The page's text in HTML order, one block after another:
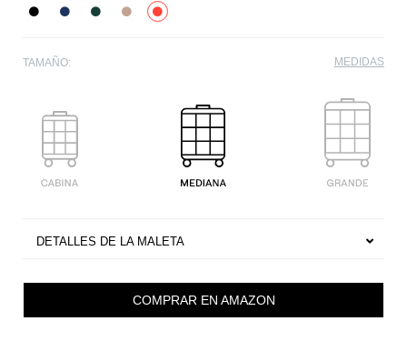
TAMAÑO: MEDIDAS
DETALLES DE LA MALETA
COMPRAR EN AMAZON